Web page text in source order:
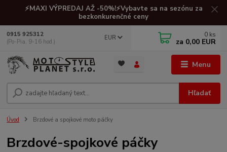
⚡MAXI VÝPREDAJ AŽ -50%!⚡Vybavte sa na sezónu za
bezkonkurenčné ceny
Menu
EUR
Hľadať
0915 925312
(Po-Pia, 9-16 hod.)
0 ks
za 0,00 EUR
Úvod Brzdové a spojkové moto páčky
Brzdové-spojkové páčky